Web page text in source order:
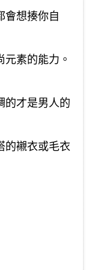
會想揍你自
素的能力。
才是男人的
的襯衣或毛衣